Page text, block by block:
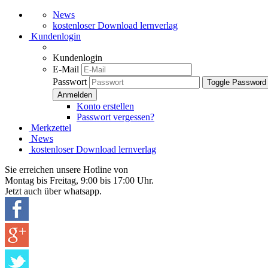
News
kostenloser Download lernverlag
Kundenlogin
Kundenlogin
E-Mail
Passwort
Toggle
Konto erstellen
Passwort vergessen?
Merkzettel
News
kostenloser Download lernverlag
Sie erreichen unsere Hotline von
Montag bis Freitag, 9:00 bis 17:00 Uhr.
Jetzt auch über whatsapp.